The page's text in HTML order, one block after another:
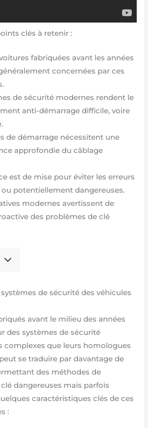
clés à retenir :
fabriquées avant les années
concernées par ces
de sécurité modernes rendent le
anti-démarrage difficile, voire
de démarrage nécessitent une
approfondie du câblage
est de mise pour éviter les erreurs
potentiellement dangereuses.
modernes avertissent de
des problèmes de clé
de sécurité des véhicules
avant le milieu des années
des systèmes de sécurité
complexes que leurs homologues
se traduire par davantage de
des méthodes de
dangereuses mais parfois
caractéristiques clés de ces
: